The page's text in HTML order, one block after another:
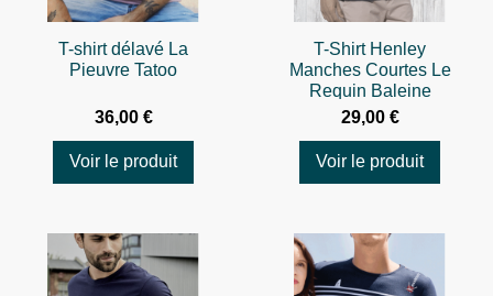
T-shirt délavé La
Pieuvre Tatoo
36,00 €
Voir le produit
T-Shirt Henley
Manches Courtes Le
Requin Baleine
29,00 €
Voir le produit